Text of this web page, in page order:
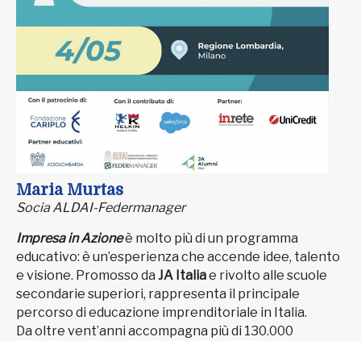
Maria Murtas
Socia ALDAI-Federmanager
Impresa in Azioneè molto più di un programma
educativo: è un’esperienza che accende idee, talento
e visione. Promosso da JA Italiae rivolto alle scuole
secondarie superiori, rappresenta il principale
percorso di educazione imprenditoriale in Italia.
Da oltre vent’anni accompagna più di 130.000